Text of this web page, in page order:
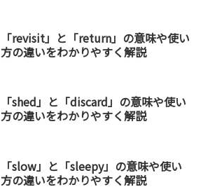
「revisit」と「return」の意味や使い
方の違いをわかりやすく解説
「shed」と「discard」の意味や使い
方の違いをわかりやすく解説
「slow」と「sleepy」の意味や使い
方の違いをわかりやすく解説